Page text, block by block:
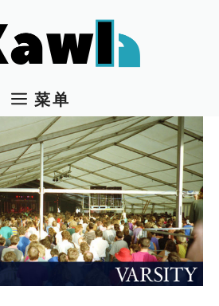
菜单